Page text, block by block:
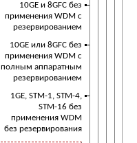
10GE и 8GFC без
применения WDM с
резервированием
10GE или 8GFC без
применения WDM с
полным аппаратным
резервированием
1GE, STM-1, STM-4,
STM-16 без
применения WDM
без резервирования